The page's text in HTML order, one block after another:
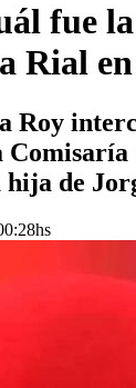
fue
Rial
Roy
Comisaría
hija de